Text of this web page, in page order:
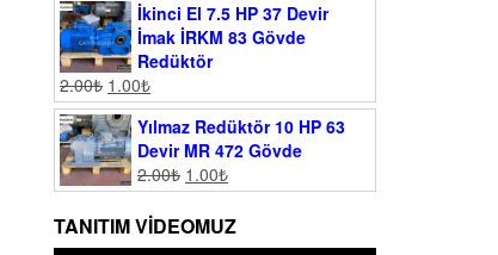
İkinci El 7.5 HP 37 Devir
İmak İRKM 83 Gövde
Redüktör
2.00₺ 1.00₺
Yılmaz Redüktör 10 HP 63
Devir MR 472 Gövde
2.00₺ 1.00₺
TANITIM VIDEOMUZ